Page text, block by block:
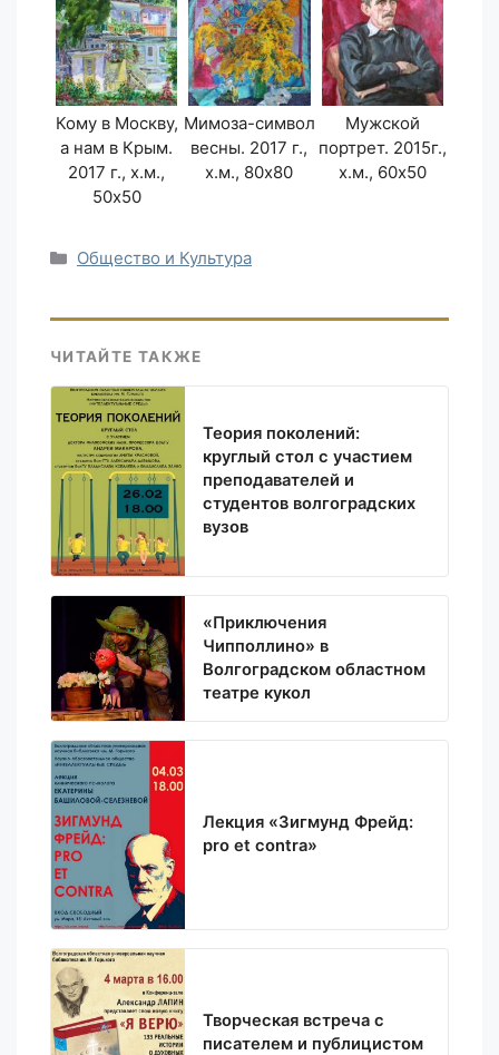
Кому в Москву,
а нам в Крым.
2017 г., х.м.,
50х50
Мимоза-символ
весны. 2017 г.,
х.м., 80х80
Мужской
портрет. 2015г.,
х.м., 60х50
Рубрики
Общество и Культура
ЧИТАЙТЕ ТАКЖЕ
Теория поколений:
круглый стол с участием
преподавателей и
студентов волгоградских
вузов
«Приключения
Чипполлино» в
Волгоградском областном
театре кукол
Лекция «Зигмунд Фрейд:
pro et contra»
Творческая встреча с
писателем и публицистом